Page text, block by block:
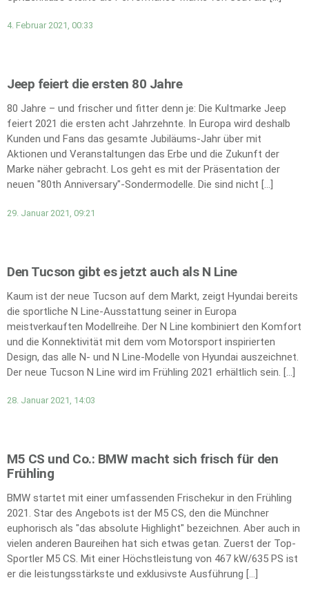
4. Februar 2021, 00:33
Jeep feiert die ersten 80 Jahre
80 Jahre – und frischer und fitter denn je: Die Kultmarke Jeep
feiert 2021 die ersten acht Jahrzehnte. In Europa wird deshalb
Kunden und Fans das gesamte Jubiläums-Jahr über mit
Aktionen und Veranstaltungen das Erbe und die Zukunft der
Marke näher gebracht. Los geht es mit der Präsentation der
neuen "80th Anniversary"-Sondermodelle. Die sind nicht […]
29. Januar 2021, 09:21
Den Tucson gibt es jetzt auch als N Line
Kaum ist der neue Tucson auf dem Markt, zeigt Hyundai bereits
die sportliche N Line-Ausstattung seiner in Europa
meistverkauften Modellreihe. Der N Line kombiniert den Komfort
und die Konnektivität mit dem vom Motorsport inspirierten
Design, das alle N- und N Line-Modelle von Hyundai auszeichnet.
Der neue Tucson N Line wird im Frühling 2021 erhältlich sein. […]
28. Januar 2021, 14:03
M5 CS und Co.: BMW macht sich frisch für den
Frühling
BMW startet mit einer umfassenden Frischekur in den Frühling
2021. Star des Angebots ist der M5 CS, den die Münchner
euphorisch als "das absolute Highlight" bezeichnen. Aber auch in
vielen anderen Baureihen hat sich etwas getan. Zuerst der Top-
Sportler M5 CS. Mit einer Höchstleistung von 467 kW/635 PS ist
er die leistungsstärkste und exklusivste Ausführung […]